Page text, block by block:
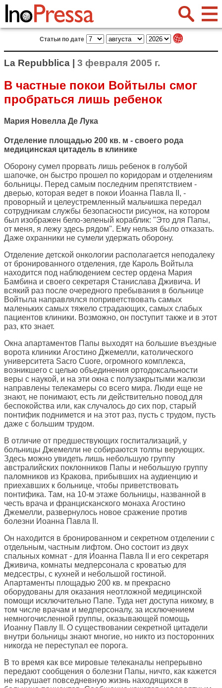
Статьи по дате
La Repubblica | 3 февраля 2005 г.
В частные покои Войтылы смог
пробраться лишь ребенок
Мария Новелла Де Лука
Отделение площадью 200 кв. м - своего рода
медицинская цитадель в клинике
Оборону сумел прорвать лишь ребенок в голубой
шапочке, он быстро прошел по коридорам и отделениям
больницы. Перед самым последним препятствием -
дверью, которая ведет в покои Иоанна Павла II, -
проворный и целеустремленный мальчишка передал
сотрудникам службы безопасности рисунок, на котором
был изображен бело-зеленый кораблик: "Это для Папы,
от меня, я лежу здесь рядом". Ему нельзя было отказать.
Даже охранники не сумели удержать оборону.
Отделение детской онкологии располагается неподалеку
от бронированного отделения, где Кароль Войтыла
находится под наблюдением сестер ордена Мария
Бамбина и своего секретаря Станислава Дживича. И
всякий раз после очередного пребывания в больнице
Войтыла направлялся поприветствовать самых
маленьких самых тяжело страдающих, самых слабых
пациентов клиники. Возможно, он поступит также и в этот
раз, кто знает.
Окна апартаментов Папы выходят на большие въездные
ворота клиники Агостино Джемелли, католического
университета Sacro Cuore, огромного комплекса,
возникшего с целью объединения ортодоксальности
веры с наукой, и на эти окна с полузакрытыми жалюзи
направлены телекамеры со всего мира. Люди еще не
знают, не понимают, есть ли действительно повод для
беспокойства или, как случалось до сих пор, старый
понтифик поднимется и на этот раз, пусть с трудом, пусть
даже с большим трудом.
В отличие от предшествующих госпитализаций, у
больницы Джемелли не собираются толпы верующих.
Здесь можно увидеть лишь небольшую группу
австралийских поклонников Папы и небольшую группу
паломников из Кракова, прибывших на аудиенцию и
приехавших к больнице, чтобы приветствовать
понтифика. Там, на 10-м этаже больницы, названной в
честь врача и францисканского монаха Агостино
Джемелли, развернулось новое сражение против
болезни Иоанна Павла II.
Он находится в бронированном и секретном отделении с
отдельным, частным лифтом. Оно состоит из двух
спальных комнат - для Иоанна Павла II и его секретаря
Дживича, комнаты медперсонала с кроватью для
медсестры, с кухней и небольшой гостиной.
Апартаменты площадью 200 кв. м прекрасно
оборудованы для оказания неотложной медицинской
помощи исключительно Папе. Туда нет доступа никому, в
том числе врачам и медперсоналу, за исключением
немногочисленной группы, оказывающей помощь
Иоанну Павлу II. О существовании секретной цитадели
внутри больницы знают многие, но никто из посторонних
никогда не переступал ее порога.
В то время как все мировые телеканалы непрерывно
передают сообщения о болезни Папы, ничто, как кажется
не нарушает повседневную жизнь находящихся в